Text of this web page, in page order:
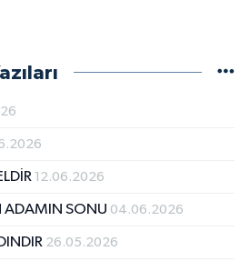
12.06.2026
ADAMIN SONU 04.06.2026
26.05.2026